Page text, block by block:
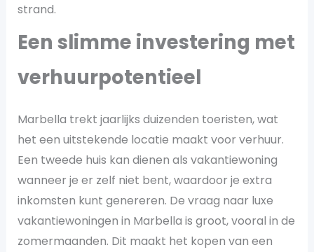
strand.
Een slimme investering met
verhuurpotentieel
Marbella trekt jaarlijks duizenden toeristen, wat
het een uitstekende locatie maakt voor verhuur.
Een tweede huis kan dienen als vakantiewoning
wanneer je er zelf niet bent, waardoor je extra
inkomsten kunt genereren. De vraag naar luxe
vakantiewoningen in Marbella is groot, vooral in de
zomermaanden. Dit maakt het kopen van een